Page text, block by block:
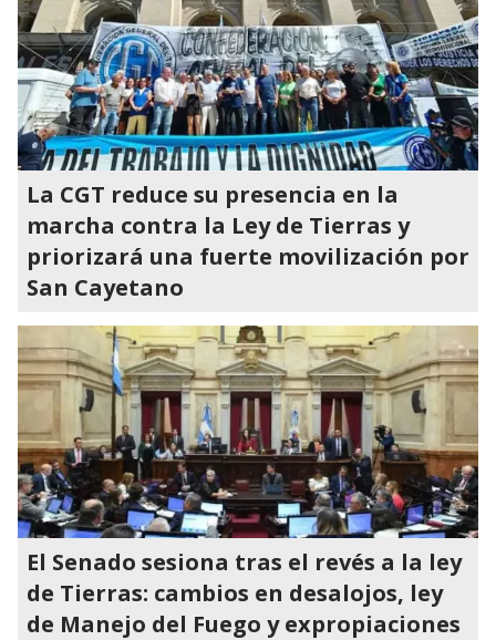
La CGT reduce su presencia en la
marcha contra la Ley de Tierras y
priorizará una fuerte movilización por
San Cayetano
El Senado sesiona tras el revés a la ley
de Tierras: cambios en desalojos, ley
de Manejo del Fuego y expropiaciones